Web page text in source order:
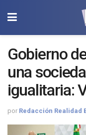
Gobierno
una
igualitaria:
por Redacción Realidad